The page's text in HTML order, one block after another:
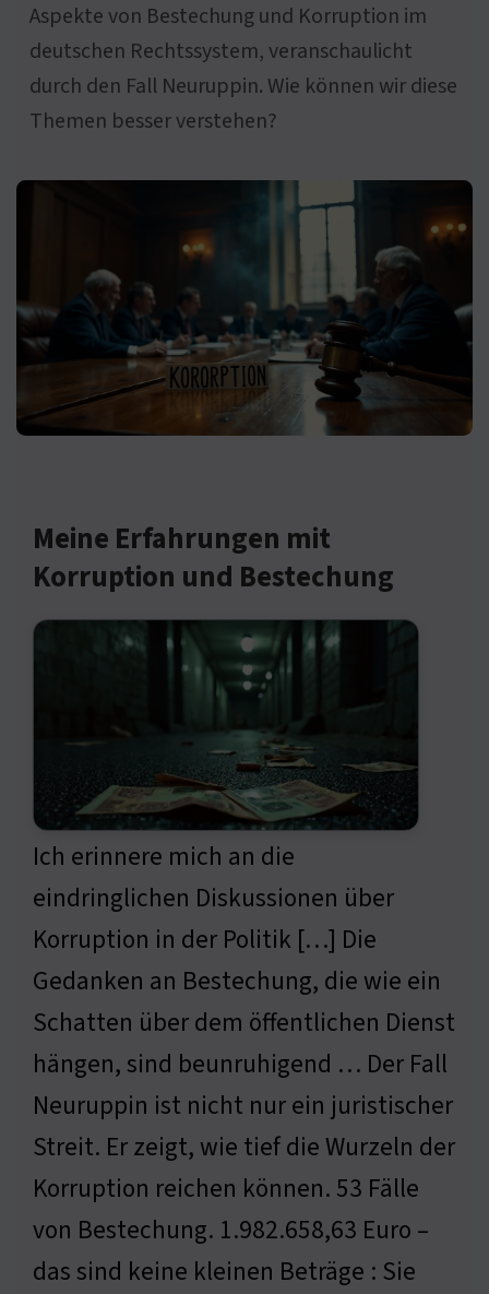
Aspekte von Bestechung und Korruption im
deutschen Rechtssystem, veranschaulicht
durch den Fall Neuruppin. Wie können wir diese
Themen besser verstehen?
Meine Erfahrungen mit
Korruption und Bestechung
Ich erinnere mich an die
eindringlichen Diskussionen über
Korruption in der Politik […] Die
Gedanken an Bestechung, die wie ein
Schatten über dem öffentlichen Dienst
hängen, sind beunruhigend … Der Fall
Neuruppin ist nicht nur ein juristischer
Streit. Er zeigt, wie tief die Wurzeln der
Korruption reichen können. 53 Fälle
von Bestechung. 1.982.658,63 Euro –
das sind keine kleinen Beträge : Sie